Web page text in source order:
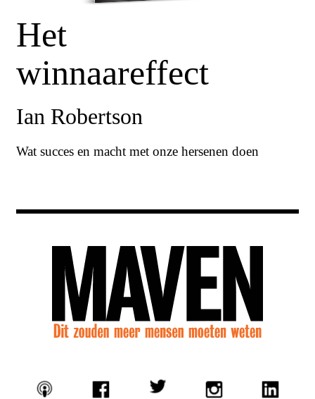
Het
winnaareffect
Ian Robertson
Wat succes en macht met onze hersenen doen